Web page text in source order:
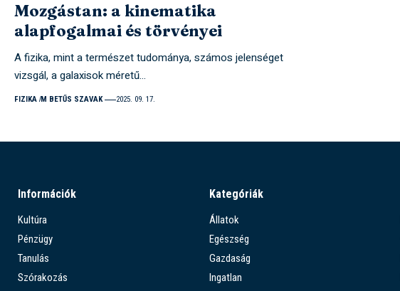
Mozgástan: a kinematika
alapfogalmai és törvényei
A fizika, mint a természet tudománya, számos jelenséget
vizsgál, a galaxisok méretű…
FIZIKA M BETŰS SZAVAK 2025. 09. 17.
Információk
Kultúra
Pénzügy
Tanulás
Szórakozás
Kategóriák
Állatok
Egészség
Gazdaság
Ingatlan